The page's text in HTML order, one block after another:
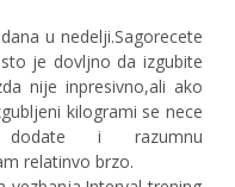
u nedelji.Sagorecete
je dovljno da izgubite
nije inpresivno,ali ako
kilogrami se nece
dodate i razumnu
relatinvo brzo.